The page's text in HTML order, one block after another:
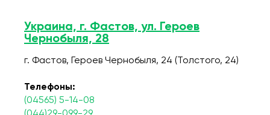
Украина, г. Фастов, ул. Героев
Чернобыля, 28
г. Фастов, Героев Чернобыля, 24 (Толстого, 24)
Телефоны:
(04565) 5-14-08